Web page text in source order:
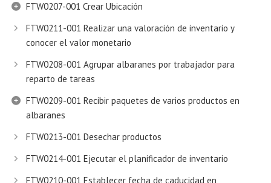
FTW0207-001 Crear Ubicación
FTW0211-001 Realizar una valoración de inventario y
conocer el valor monetario
FTW0208-001 Agrupar albaranes por trabajador para
reparto de tareas
FTW0209-001 Recibir paquetes de varios productos en
albaranes
FTW0213-001 Desechar productos
FTW0214-001 Ejecutar el planificador de inventario
FTW0210-001 Establecer fecha de caducidad en